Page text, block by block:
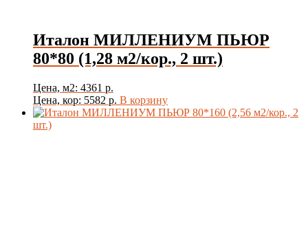
Италон МИЛЛЕНИУМ ПЬЮР
80*80 (1,28 м2/кор., 2 шт.)
Цена, м2: 4361 р.
Цена, кор: 5582 р. В корзину